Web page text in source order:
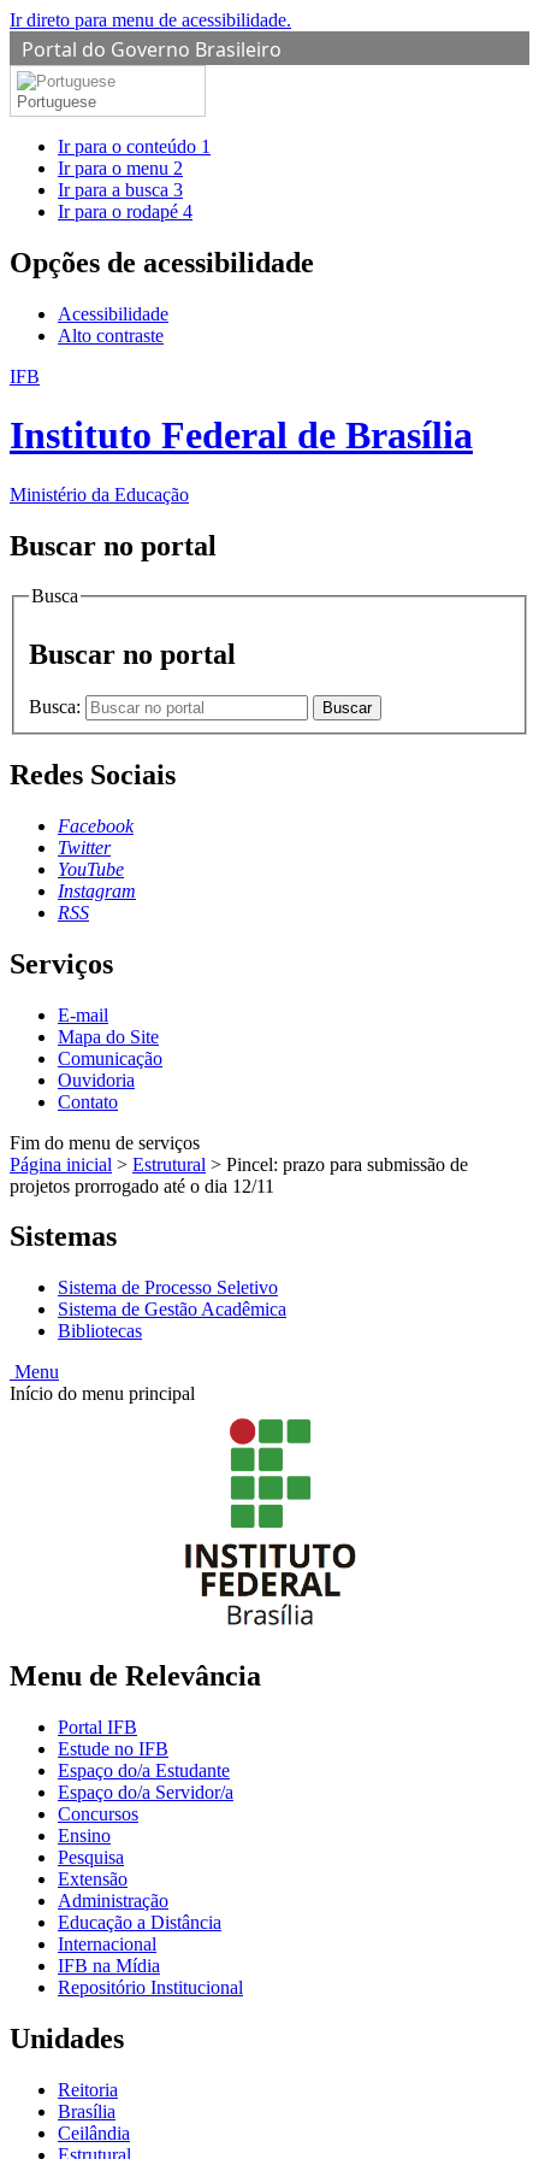
Ir direto para menu de acessibilidade.
Portal do Governo Brasileiro
Portuguese
Ir para o conteúdo 1
Ir para o menu 2
Ir para a busca 3
Ir para o rodapé 4
Opções de acessibilidade
Acessibilidade
Alto contraste
IFB
Instituto Federal de Brasília
Ministério da Educação
Buscar no portal
Busca
Buscar no portal
Busca: Buscar
Redes Sociais
Facebook
Twitter
YouTube
Instagram
RSS
Serviços
E-mail
Mapa do Site
Comunicação
Ouvidoria
Contato
Fim do menu de serviços
Página inicial > Estrutural > Pincel: prazo para submissão de
projetos prorrogado até o dia 12/11
Sistemas
Sistema de Processo Seletivo
Sistema de Gestão Acadêmica
Bibliotecas
Menu
Início do menu principal
Menu de Relevância
Portal IFB
Estude no IFB
Espaço do/a Estudante
Espaço do/a Servidor/a
Concursos
Ensino
Pesquisa
Extensão
Administração
Educação a Distância
Internacional
IFB na Mídia
Repositório Institucional
Unidades
Reitoria
Brasília
Ceilândia
Estrutural